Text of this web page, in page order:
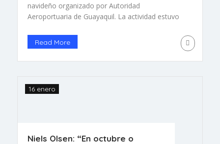
navideño organizado por Autoridad
Aeroportuaria de Guayaquil. La actividad estuvo
comunidades cercanas, las cuales se encuentran
en la zona de influencia del futuro aeropuerto de
la ciudad. Durante su intervención, el primer
Read More
Niels Olsen: “En octubre o
16 enero